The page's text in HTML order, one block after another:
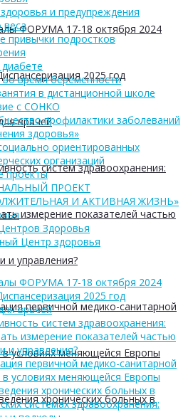
ФОРУМА 17-18 октября 2024
2025 год
врачей
систем здравоохранения:
измерение показателей частью
и управления?
первичной медико-санитарной
условиях меняющейся Европы
хронических больных в
и предупреждения
веса
привычки подростков
во время беременности
в дистанционной школе
с СОНКО
профилактики заболеваний
здоровья»
ориентированных
организаций
проекты
ПРОЕКТ
И АКТИВНАЯ ЖИЗНЬ»
Здоровья
Центр здоровья
ФОРУМА 17-18 октября 2024
2025 год
врачей
систем здравоохранения:
измерение показателей частью
и управления?
первичной медико-санитарной
условиях меняющейся Европы
хронических больных в
системах здравоохранения: